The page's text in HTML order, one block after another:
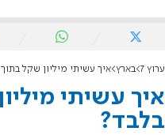
ערוץ 7 בארץ איך עשיתי מיליון שקל בתוך 59 ימים בלבד?
בלבד?